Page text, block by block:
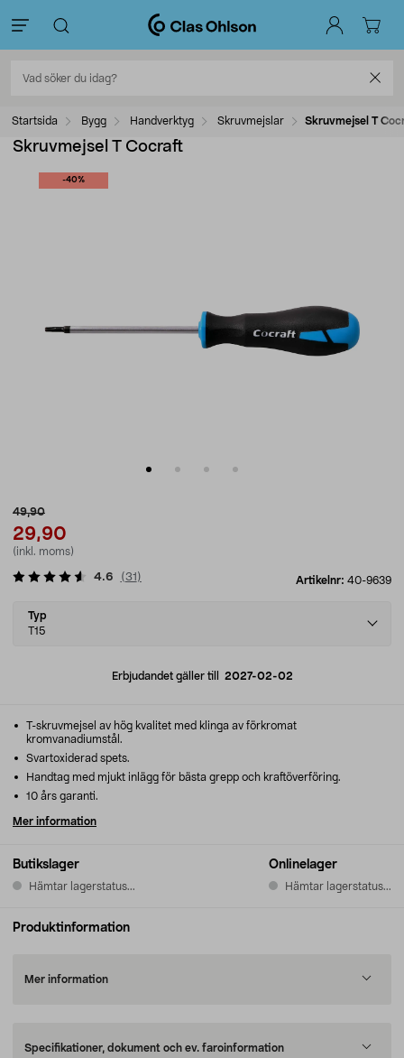
Startsida Bygg Handverktyg Skruvmejslar Skruvmejsel T
Skruvmejsel T Cocraft
-40%
49,90
29,90
(inkl. moms)
Artikelnr: 40-9639
4.6 (31 )
Select
variant
Typ
T15
Erbjudandet gäller till 2027-02-02
Butikslager
Hämtar lagerstatus...
Onlinelager
Hämtar lagerstatus...
T-skruvmejsel av hög kvalitet med klinga av förkromat
kromvanadiumstål.
Svartoxiderad spets.
Handtag med mjukt inlägg för bästa grepp och kraftöverföring.
10 års garanti.
Mer information
Produktinformation
Mer information
Specifikationer, dokument och ev. faroinformation